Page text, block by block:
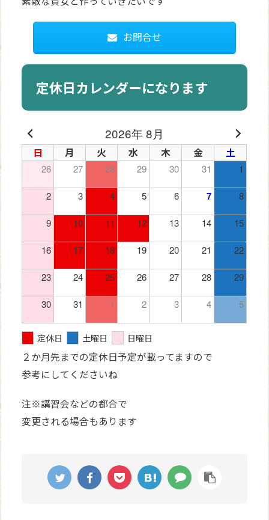
お問合せ
定休日カレンダーになります
2026年 8月
日 月 火 水 木 金 土
26 27 28 29 30 31 1
2 3 4 5 6 7 8
9 10 11 12 13 14 15
16 17 18 19 20 21 22
23 24 25 26 27 28 29
30 31 1 2 3 4 5
定休日 土曜日 日曜日
２か月先までの定休日予定が載ってますので
参考にしてくださいね
注※講習会などの都合で
変更される場合もあります